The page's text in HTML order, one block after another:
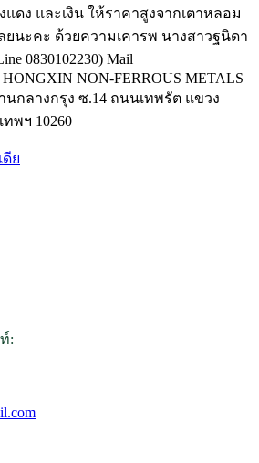
ดง และเงิน ให้ราคาสูงจากเตาหลอม
นะคะ ด้วยความเคารพ นางสาวฐนิดา
0830102230) Mail
HONGXIN NON-FERROUS METALS
นกลางกรุง ซ.14 ถนนเทพรัต แขวง
พฯ 10260
ดีย
: